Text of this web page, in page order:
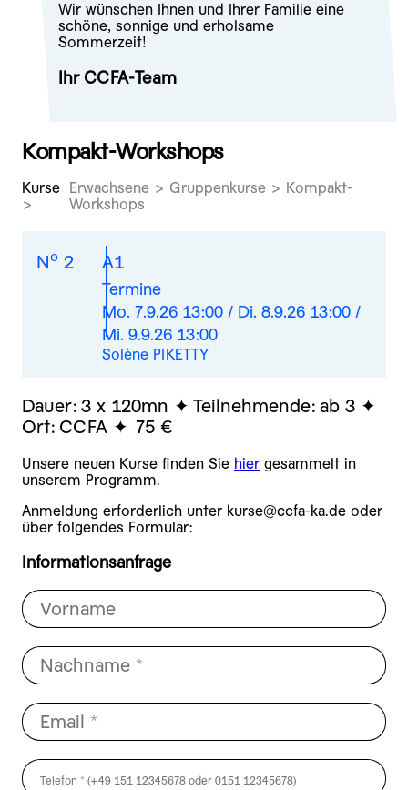
Wir wünschen Ihnen und Ihrer Familie eine
schöne, sonnige und erholsame
Sommerzeit!
Ihr CCFA-Team
Kompakt-Workshops
Kurse Erwachsene > Gruppenkurse > Kompakt-
Workshops
No 2 A1
Termine
Mo. 7.9.26 13:00 / Di. 8.9.26 13:00 /
Mi. 9.9.26 13:00
Solène PIKETTY
Dauer: 3 x 120mn Teilnehmende: ab 3
Ort: CCFA 75 €
Unsere neuen Kurse finden Sie hier gesammelt in
unserem Programm.
Anmeldung erforderlich unter kurse@ccfa-ka.de oder
über folgendes Formular:
Informationsanfrage